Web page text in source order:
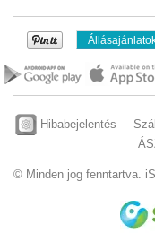
Hibabejelentés
© Minden jog fenntartva.